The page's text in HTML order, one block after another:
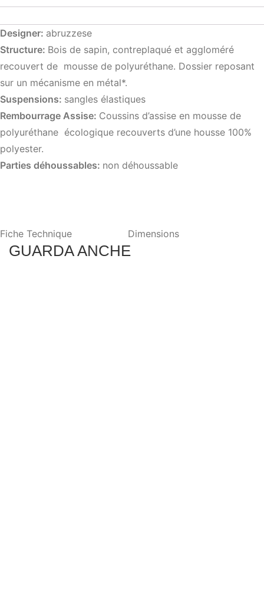
Designer: abruzzese
Structure: Bois de sapin, contreplaqué et aggloméré
recouvert de mousse de polyuréthane. Dossier reposant
sur un mécanisme en métal*.
Suspensions: sangles élastiques
Rembourrage Assise: Coussins d’assise en mousse de
polyuréthane écologique recouverts d’une housse 100%
polyester.
Parties déhoussables: non déhoussable
Fiche Technique Dimensions
GUARDA ANCHE